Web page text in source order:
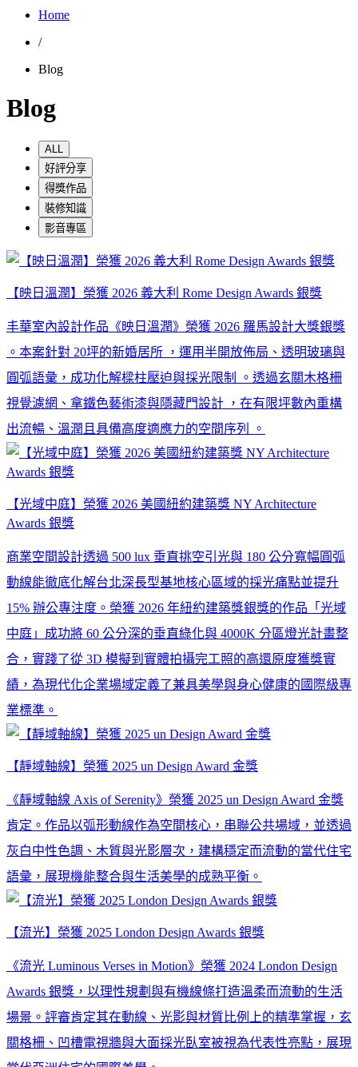
Home
/
Blog
Blog
ALL
好評分享
得獎作品
裝修知識
影音專區
【映日溫潤】榮獲 2026 義大利 Rome Design Awards 銀獎
丰華室內設計作品《映日溫潤》榮獲 2026 羅馬設計大獎銀獎
。本案針對 20坪的新婚居所 ，運用半開放佈局、透明玻璃與
圓弧語彙，成功化解樑柱壓迫與採光限制 。透過玄關木格柵
視覺濾網、拿鐵色藝術漆與隱藏門設計 ，在有限坪數內重構
出流暢、溫潤且具備高度適應力的空間序列 。
【光域中庭】榮獲 2026 美國紐約建築獎 NY Architecture
Awards 銀獎
商業空間設計透過 500 lux 垂直挑空引光與 180 公分寬幅圓弧
動線能徹底化解台北深長型基地核心區域的採光痛點並提升
15% 辦公專注度。榮獲 2026 年紐約建築獎銀獎的作品「光域
中庭」成功將 60 公分深的垂直綠化與 4000K 分區燈光計畫整
合，實踐了從 3D 模擬到實體拍攝完工照的高還原度獲獎實
績，為現代化企業場域定義了兼具美學與身心健康的國際級專
業標準。
【靜域軸線】榮獲 2025 un Design Award 金獎
《靜域軸線 Axis of Serenity》榮獲 2025 un Design Award 金獎
肯定。作品以弧形動線作為空間核心，串聯公共場域，並透過
灰白中性色調、木質與光影層次，建構穩定而流動的當代住宅
語彙，展現機能整合與生活美學的成熟平衡。
【流光】榮獲 2025 London Design Awards 銀獎
《流光 Luminous Verses in Motion》榮獲 2024 London Design
Awards 銀獎，以理性規劃與有機線條打造溫柔而流動的生活
場景。評審肯定其在動線、光影與材質比例上的精準掌握，玄
關格柵、凹槽電視牆與大面採光臥室被視為代表性亮點，展現